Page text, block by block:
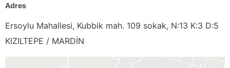
Adres
Ersoylu Mahallesi, Kubbik mah. 109 sokak, N:13 K:3 D:5
KIZILTEPE / MARDİN